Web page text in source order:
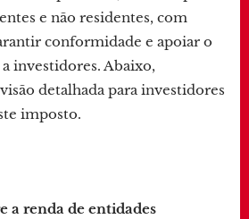
e não residentes, com
conformidade e apoiar o
investidores. Abaixo,
detalhada para investidores
imposto.
a renda de entidades